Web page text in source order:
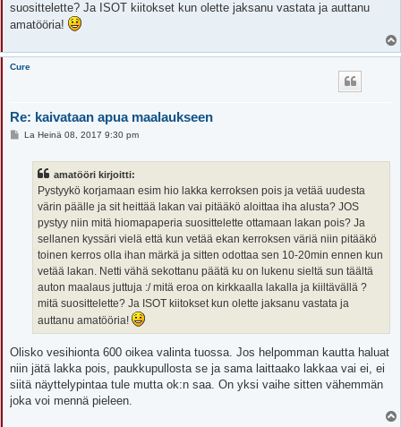
suosittelette? Ja ISOT kiitokset kun olette jaksanu vastata ja auttanu
amatööria!
l
Cure
Re: kaivataan apua maalaukseen
VLa Heinä 08, 2017 9:30 pm
amatööri kirjoitti:
Pystyykö korjamaan esim hio lakka kerroksen pois ja vetää uudesta
värin päälle ja sit heittää lakan vai pitääkö aloittaa iha alusta? JOS
pystyy niin mitä hiomapaperia suosittelette ottamaan lakan pois? Ja
sellanen kyssäri vielä että kun vetää ekan kerroksen väriä niin pitääkö
toinen kerros olla ihan märkä ja sitten odottaa sen 10-20min ennen kun
vetää lakan. Netti vähä sekottanu päätä ku on lukenu sieltä sun täältä
auton maalaus juttuja :/ mitä eroa on kirkkaalla lakalla ja kiiltävällä ?
mitä suosittelette? Ja ISOT kiitokset kun olette jaksanu vastata ja
auttanu amatööria!
Olisko vesihionta 600 oikea valinta tuossa. Jos helpomman kautta haluat
niin jätä lakka pois, paukkupullosta se ja sama laittaako lakkaa vai ei, ei
siitä näyttelypintaa tule mutta ok:n saa. On yksi vaihe sitten vähemmän
joka voi mennä pieleen.